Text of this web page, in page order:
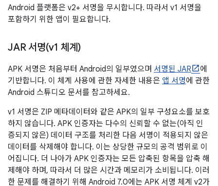
Android 플랫폼은 v2+ 서명을 무시합니다. 따라서 v1 서명을
포함하기 위한 앱이 필요합니다.
JAR 서명(v1 체계)
APK 서명은 처음부터 Android의 일부였으며 서명된 JAR
에
기반합니다. 이 체계 사용에 관한 자세한 내용은 앱 서명에 관한
Android 스튜디오 문서를 참고하세요.
v1 서명은 ZIP 메타데이터와 같은 APK의 일부 구성요소를 보호
하지 않습니다. APK 인증자는 다수의 신뢰할 수 없는(아직 인
증되지 않은) 데이터 구조를 처리한 다음 서명이 적용되지 않은
데이터를 삭제해야 합니다. 이는 상당한 규모의 공격 범위로 이
어집니다. 더 나아가 APK 인증자는 모든 압축된 항목을 압축 해
제해야 하며, 따라서 더 많은 시간과 메모리가 소비됩니다. 이러
한 문제를 해결하기 위해 Android 7.0에는 APK 서명 체계 v2가